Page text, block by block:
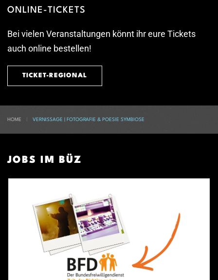
ONLINE-TICKETS
Bei vielen Veranstaltungen könnt ihr eure Tickets
auch online bestellen!
TICKET-REGIONAL
HOME VERNISSAGE | FOTOGRAFIE & POESIE SYMBIOSE
JOBS IM BÜZ